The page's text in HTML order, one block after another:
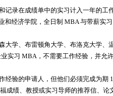
录在成绩单中的实习计入一年的工作
和经济学院，全日制 MBA 与带薪实
学、布雷顿角大学、布洛克大学、
实习 MBA，不需要工作经验，并允
验的申请人，但他们必须完成为期
成绩、教授或实习导师的推荐信、论